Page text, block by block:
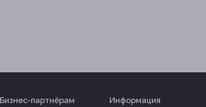
Бизнес-партнёрам Информация